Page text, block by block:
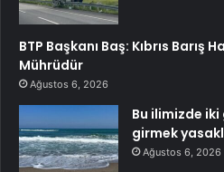
BTP Başkanı Baş: Kıbrıs Barış
Mührüdür
Ağustos 6, 2026
Bu ilimizde
girmek
Ağustos 6, 2026